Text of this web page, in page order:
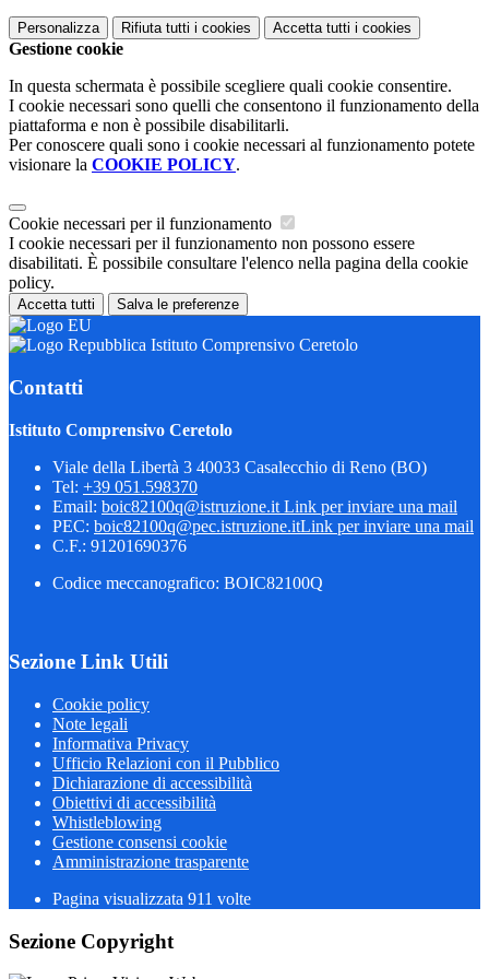
Personalizza Rifiuta tutti i cookies Accetta tutti i cookies
Gestione cookie
In questa schermata è possibile scegliere quali cookie consentire.
I cookie necessari sono quelli che consentono il funzionamento della
piattaforma e non è possibile disabilitarli.
Per conoscere quali sono i cookie necessari al funzionamento potete
visionare la COOKIE POLICY.
Cookie necessari per il funzionamento
I cookie necessari per il funzionamento non possono essere
disabilitati. È possibile consultare l'elenco nella pagina della cookie
policy.
Accetta tutti Salva le preferenze
Istituto Comprensivo Ceretolo
Contatti
Istituto Comprensivo Ceretolo
Viale della Libertà 3 40033 Casalecchio di Reno (BO)
Tel: +39 051.598370
Email: boic82100q@istruzione.it Link per inviare una mail
PEC: boic82100q@pec.istruzione.itLink per inviare una mail
C.F.: 91201690376
Codice meccanografico: BOIC82100Q
Sezione Link Utili
Cookie policy
Note legali
Informativa Privacy
Ufficio Relazioni con il Pubblico
Dichiarazione di accessibilità
Obiettivi di accessibilità
Whistleblowing
Gestione consensi cookie
Amministrazione trasparente
Pagina visualizzata 911 volte
Sezione Copyright